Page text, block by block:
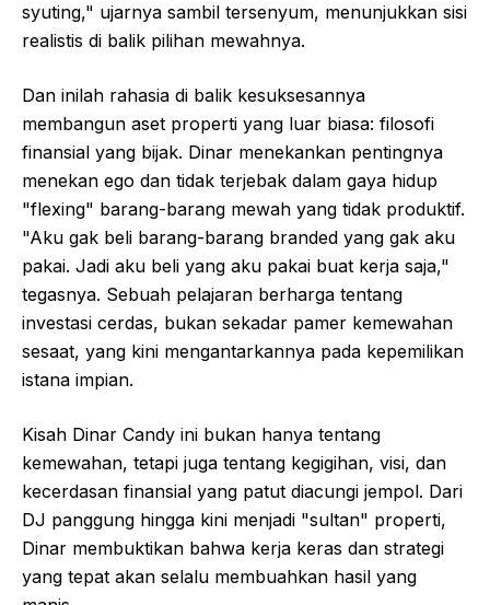
syuting," ujarnya sambil tersenyum, menunjukkan sisi
realistis di balik pilihan mewahnya.
Dan inilah rahasia di balik kesuksesannya
membangun aset properti yang luar biasa: filosofi
finansial yang bijak. Dinar menekankan pentingnya
menekan ego dan tidak terjebak dalam gaya hidup
"flexing" barang-barang mewah yang tidak produktif.
"Aku gak beli barang-barang branded yang gak aku
pakai. Jadi aku beli yang aku pakai buat kerja saja,"
tegasnya. Sebuah pelajaran berharga tentang
investasi cerdas, bukan sekadar pamer kemewahan
sesaat, yang kini mengantarkannya pada kepemilikan
istana impian.
Kisah Dinar Candy ini bukan hanya tentang
kemewahan, tetapi juga tentang kegigihan, visi, dan
kecerdasan finansial yang patut diacungi jempol. Dari
DJ panggung hingga kini menjadi "sultan" properti,
Dinar membuktikan bahwa kerja keras dan strategi
yang tepat akan selalu membuahkan hasil yang